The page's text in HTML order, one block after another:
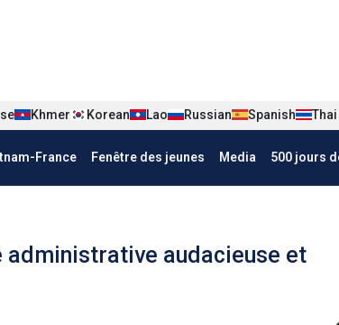
Khmer Korean Lao Russian Spanish Thai
France Fenêtre des jeunes Media 500 jours
administrative audacieuse et